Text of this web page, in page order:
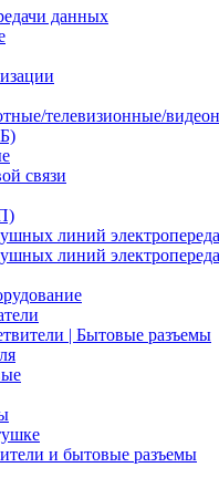
данных
телевизионные/
связи
линий
линий
| Бытовые разъемы
и бытовые разъемы